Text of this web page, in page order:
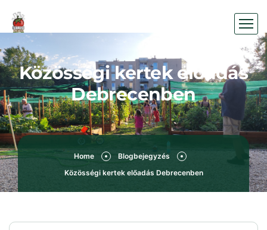
Közösségi kertek előadás
Debrecenben
Home
Blogbejegyzés
Közösségi kertek előadás Debrecenben